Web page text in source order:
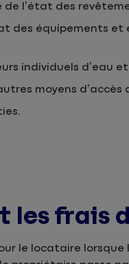
de l’état des
des équipements et
individuels d’eau
moyens
les frais
le locataire lorsque